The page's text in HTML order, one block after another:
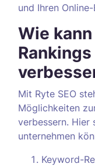
und Ihren
Wie
Mit Ryte SEO
Möglichkeiten
verbessern. Hier
unternehmen
Keyword-